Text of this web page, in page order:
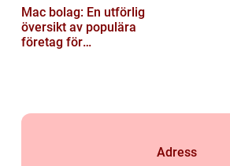
Mac bolag: En utförlig
översikt av populära
företag för
Adress